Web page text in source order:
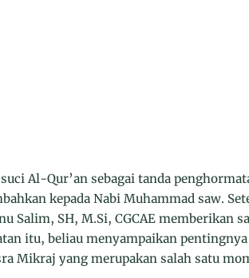
Al-Qur’an sebagai tanda
kepada Nabi Muhammad saw.
Salim, SH, M.Si, CGCAE memberikan
itu, beliau menyampaikan
Mikraj yang merupakan salah satu